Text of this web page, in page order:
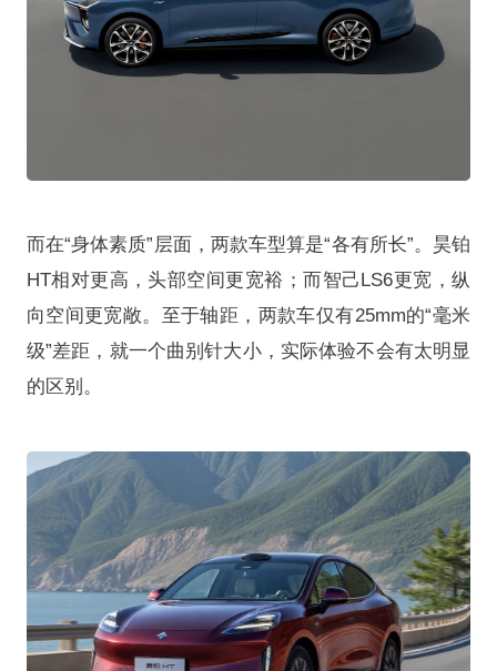
而在“身体素质”层面，两款车型算是“各有所长”。昊铂
HT相对更高，头部空间更宽裕；而智己LS6更宽，纵
向空间更宽敞。至于轴距，两款车仅有25mm的“毫米
级”差距，就一个曲别针大小，实际体验不会有太明显
的区别。